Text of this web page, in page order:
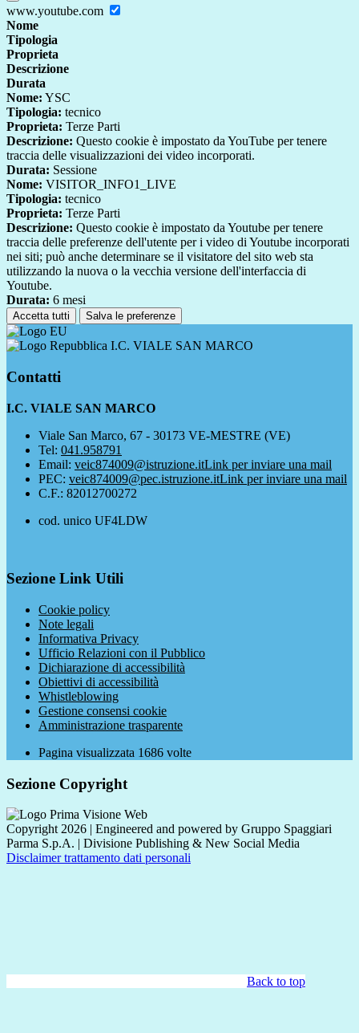
www.youtube.com
Nome
Tipologia
Proprieta
Descrizione
Durata
Nome: YSC
Tipologia: tecnico
Proprieta: Terze Parti
Descrizione: Questo cookie è impostato da YouTube per tenere
traccia delle visualizzazioni dei video incorporati.
Durata: Sessione
Nome: VISITOR_INFO1_LIVE
Tipologia: tecnico
Proprieta: Terze Parti
Descrizione: Questo cookie è impostato da Youtube per tenere
traccia delle preferenze dell'utente per i video di Youtube incorporati
nei siti; può anche determinare se il visitatore del sito web sta
utilizzando la nuova o la vecchia versione dell'interfaccia di
Youtube.
Durata: 6 mesi
Accetta tutti Salva le preferenze
I.C. VIALE SAN MARCO
Contatti
I.C. VIALE SAN MARCO
Viale San Marco, 67 - 30173 VE-MESTRE (VE)
Tel: 041.958791
Email: veic874009@istruzione.itLink per inviare una mail
PEC: veic874009@pec.istruzione.itLink per inviare una mail
C.F.: 82012700272
cod. unico UF4LDW
Sezione Link Utili
Cookie policy
Note legali
Informativa Privacy
Ufficio Relazioni con il Pubblico
Dichiarazione di accessibilità
Obiettivi di accessibilità
Whistleblowing
Gestione consensi cookie
Amministrazione trasparente
Pagina visualizzata 1686 volte
Sezione Copyright
Copyright 2026 | Engineered and powered by Gruppo Spaggiari
Parma S.p.A. | Divisione Publishing & New Social Media
Disclaimer trattamento dati personali
Back to top